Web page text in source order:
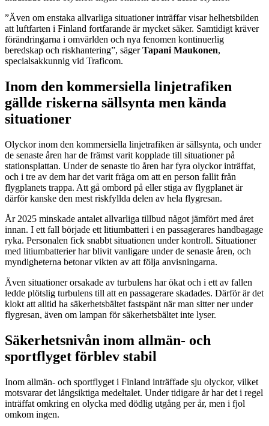
”Även om enstaka allvarliga situationer inträffar visar helhetsbilden
att luftfarten i Finland fortfarande är mycket säker. Samtidigt kräver
förändringarna i omvärlden och nya fenomen kontinuerlig
beredskap och riskhantering”, sägerTapani Maukonen,
specialsakkunnig vid Traficom.
Inom den kommersiella linjetrafiken
gällde riskerna sällsynta men kända
situationer
Olyckor inom den kommersiella linjetrafiken är sällsynta, och under
de senaste åren har de främst varit kopplade till situationer på
stationsplattan. Under de senaste tio åren har fyra olyckor inträffat,
och i tre av dem har det varit fråga om att en person fallit från
flygplanets trappa. Att gå ombord på eller stiga av flygplanet är
därför kanske den mest riskfyllda delen av hela flygresan.
År 2025 minskade antalet allvarliga tillbud något jämfört med året
innan. I ett fall började ett litiumbatteri i en passagerares handbagage
ryka. Personalen fick snabbt situationen under kontroll. Situationer
med litiumbatterier har blivit vanligare under de senaste åren, och
myndigheterna betonar vikten av att följa anvisningarna.
Även situationer orsakade av turbulens har ökat och i ett av fallen
ledde plötslig turbulens till att en passagerare skadades. Därför är det
klokt att alltid ha säkerhetsbältet fastspänt när man sitter ner under
flygresan, även om lampan för säkerhetsbältet inte lyser.
Säkerhetsnivån inom allmän- och
sportflyget förblev stabil
Inom allmän- och sportflyget i Finland inträffade sju olyckor, vilket
motsvarar det långsiktiga medeltalet. Under tidigare år har det i regel
inträffat omkring en olycka med dödlig utgång per år, men i fjol
omkom ingen.